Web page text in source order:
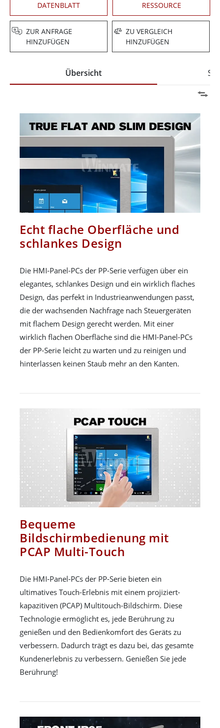
DATENBLATT RESSOURCE
ZUR ANFRAGE
HINZUFÜGEN
ZU VERGLEICH
HINZUFÜGEN
Übersicht
Echt flache Oberfläche und
schlankes Design
Die HMI-Panel-PCs der PP-Serie verfügen über ein
elegantes, schlankes Design und ein wirklich flaches
Design, das perfekt in Industrieanwendungen passt,
die der wachsenden Nachfrage nach Steuergeräten
mit flachem Design gerecht werden. Mit einer
wirklich flachen Oberfläche sind die HMI-Panel-PCs
der PP-Serie leicht zu warten und zu reinigen und
hinterlassen keinen Staub mehr an den Kanten.
Bequeme
Bildschirmbedienung mit
PCAP Multi-Touch
Die HMI-Panel-PCs der PP-Serie bieten ein
ultimatives Touch-Erlebnis mit einem projiziert-
kapazitiven (PCAP) Multitouch-Bildschirm. Diese
Technologie ermöglicht es, jede Berührung zu
genießen und den Bedienkomfort des Geräts zu
verbessern. Dadurch trägt es dazu bei, das gesamte
Kundenerlebnis zu verbessern. Genießen Sie jede
Berührung!